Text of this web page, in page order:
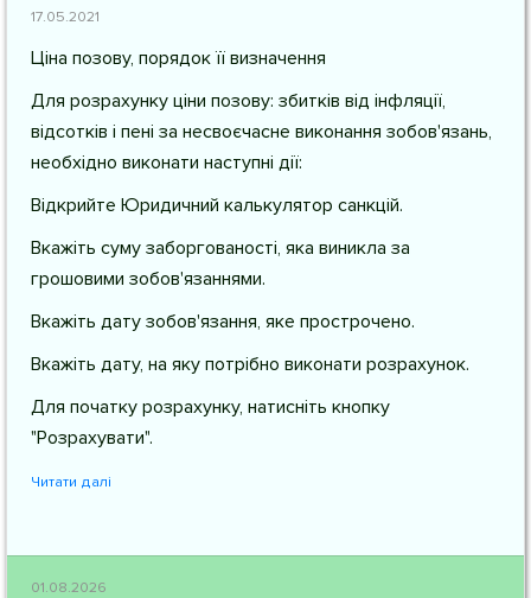
17.05.2021
Ціна позову, порядок її визначення
Для розрахунку ціни позову: збитків від інфляції,
відсотків і пені за несвоєчасне виконання зобов'язань,
необхідно виконати наступні дії:
Відкрийте Юридичний калькулятор санкцій.
Вкажіть суму заборгованості, яка виникла за
грошовими зобов'язаннями.
Вкажіть дату зобов'язання, яке прострочено.
Вкажіть дату, на яку потрібно виконати розрахунок.
Для початку розрахунку, натисніть кнопку
"Розрахувати".
Читати далі
01.08.2026